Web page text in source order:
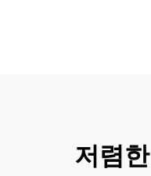
저렴